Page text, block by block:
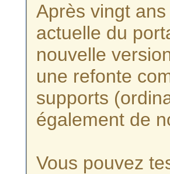
Après vingt
actuelle du
nouvelle
une refonte
supports
également de
Vous pouvez